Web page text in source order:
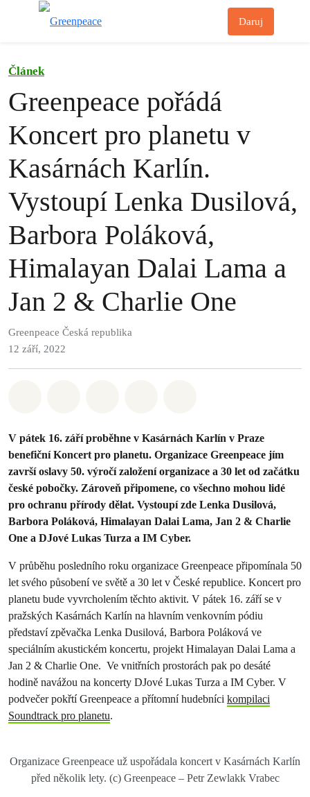
Daruj
Článek
Greenpeace pořádá
Koncert pro planetu v
Kasárnách Karlín.
Vystoupí Lenka Dusilová,
Barbora Poláková,
Himalayan Dalai Lama a
Jan 2 & Charlie One
Greenpeace Česká republika
12 září, 2022
V pátek 16. září proběhne v Kasárnách Karlín v Praze
benefiční Koncert pro planetu. Organizace Greenpeace jím
završí oslavy 50. výročí založení organizace a 30 let od začátku
české pobočky. Zároveň připomene, co všechno mohou lidé
pro ochranu přírody dělat. Vystoupí zde Lenka Dusilová,
Barbora Poláková, Himalayan Dalai Lama, Jan 2 & Charlie
One a DJové Lukas Turza a IM Cyber.
V průběhu posledního roku organizace Greenpeace připomínala 50
let svého působení ve světě a 30 let v České republice. Koncert pro
planetu bude vyvrcholením těchto aktivit. V pátek 16. září se v
pražských Kasárnách Karlín na hlavním venkovním pódiu
představí zpěvačka Lenka Dusilová, Barbora Poláková ve
speciálním akustickém koncertu, projekt Himalayan Dalai Lama a
Jan 2 & Charlie One. Ve vnitřních prostorách pak po desáté
hodině navážou na koncerty DJové Lukas Turza a IM Cyber. V
podvečer pokřtí Greenpeace a přítomní hudebníci kompilaci
Soundtrack pro planetu.
Organizace Greenpeace už uspořádala koncert v Kasárnách Karlín
před několik lety. (c) Greenpeace – Petr Zewlakk Vrabec